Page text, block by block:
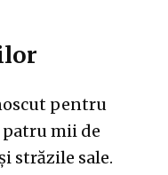
pentru
patru mii de
străzile sale.